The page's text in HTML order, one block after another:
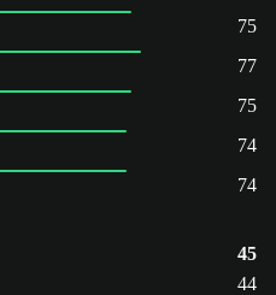
75
77
75
74
74
45
44